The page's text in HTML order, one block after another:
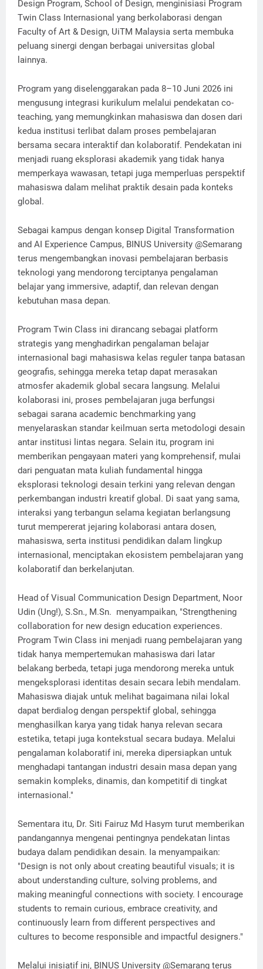
Design Program, School of Design, menginisiasi Program
Twin Class Internasional yang berkolaborasi dengan
Faculty of Art & Design, UiTM Malaysia serta membuka
peluang sinergi dengan berbagai universitas global
lainnya.
Program yang diselenggarakan pada 8–10 Juni 2026 ini
mengusung integrasi kurikulum melalui pendekatan co-
teaching, yang memungkinkan mahasiswa dan dosen dari
kedua institusi terlibat dalam proses pembelajaran
bersama secara interaktif dan kolaboratif. Pendekatan ini
menjadi ruang eksplorasi akademik yang tidak hanya
memperkaya wawasan, tetapi juga memperluas perspektif
mahasiswa dalam melihat praktik desain pada konteks
global.
Sebagai kampus dengan konsep Digital Transformation
and AI Experience Campus, BINUS University @Semarang
terus mengembangkan inovasi pembelajaran berbasis
teknologi yang mendorong terciptanya pengalaman
belajar yang immersive, adaptif, dan relevan dengan
kebutuhan masa depan.
Program Twin Class ini dirancang sebagai platform
strategis yang menghadirkan pengalaman belajar
internasional bagi mahasiswa kelas reguler tanpa batasan
geografis, sehingga mereka tetap dapat merasakan
atmosfer akademik global secara langsung. Melalui
kolaborasi ini, proses pembelajaran juga berfungsi
sebagai sarana academic benchmarking yang
menyelaraskan standar keilmuan serta metodologi desain
antar institusi lintas negara. Selain itu, program ini
memberikan pengayaan materi yang komprehensif, mulai
dari penguatan mata kuliah fundamental hingga
eksplorasi teknologi desain terkini yang relevan dengan
perkembangan industri kreatif global. Di saat yang sama,
interaksi yang terbangun selama kegiatan berlangsung
turut mempererat jejaring kolaborasi antara dosen,
mahasiswa, serta institusi pendidikan dalam lingkup
internasional, menciptakan ekosistem pembelajaran yang
kolaboratif dan berkelanjutan.
Head of Visual Communication Design Department, Noor
Udin (Ung!), S.Sn., M.Sn. menyampaikan, "Strengthening
collaboration for new design education experiences.
Program Twin Class ini menjadi ruang pembelajaran yang
tidak hanya mempertemukan mahasiswa dari latar
belakang berbeda, tetapi juga mendorong mereka untuk
mengeksplorasi identitas desain secara lebih mendalam.
Mahasiswa diajak untuk melihat bagaimana nilai lokal
dapat berdialog dengan perspektif global, sehingga
menghasilkan karya yang tidak hanya relevan secara
estetika, tetapi juga kontekstual secara budaya. Melalui
pengalaman kolaboratif ini, mereka dipersiapkan untuk
menghadapi tantangan industri desain masa depan yang
semakin kompleks, dinamis, dan kompetitif di tingkat
internasional."
Sementara itu, Dr. Siti Fairuz Md Hasym turut memberikan
pandangannya mengenai pentingnya pendekatan lintas
budaya dalam pendidikan desain. Ia menyampaikan:
"Design is not only about creating beautiful visuals; it is
about understanding culture, solving problems, and
making meaningful connections with society. I encourage
students to remain curious, embrace creativity, and
continuously learn from different perspectives and
cultures to become responsible and impactful designers."
Melalui inisiatif ini, BINUS University @Semarang terus